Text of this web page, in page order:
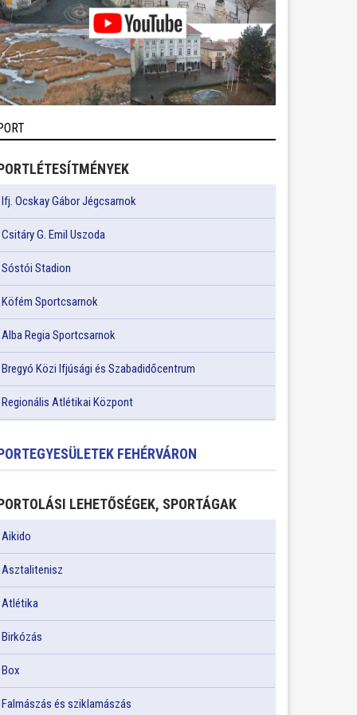
Ifj. Ocskay Gábor Jégcsarnok
Csitáry G. Emil Uszoda
Sóstói Stadion
Köfém Sportcsarnok
Alba Regia Sportcsarnok
Bregyó Közi Ifjúsági és Szabadidőcentrum
Regionális Atlétikai Központ
FEHÉRVÁRON
LEHETŐSÉGEK, SPORTÁGAK
Aikido
Asztalitenisz
Atlétika
Birkózás
Box
Falmászás és sziklamászás